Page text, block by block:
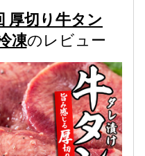
厚切り牛タン
凍のレビュー